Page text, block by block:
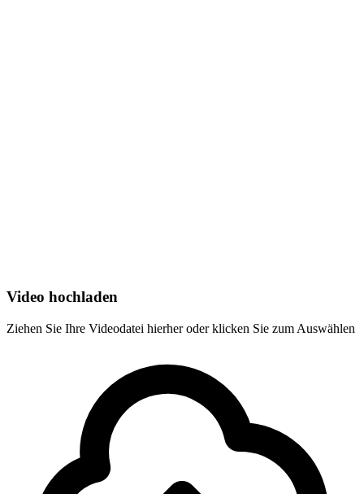
Video hochladen
Ziehen Sie Ihre Videodatei hierher oder klicken Sie zum Auswählen